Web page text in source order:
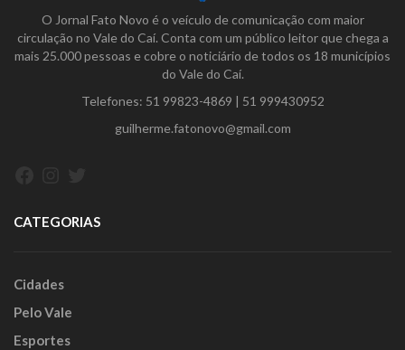
O Jornal Fato Novo é o veículo de comunicação com maior
circulação no Vale do Caí. Conta com um público leitor que chega a
mais 25.000 pessoas e cobre o noticiário de todos os 18 municípios
do Vale do Caí.
Telefones: 51 99823-4869 | 51 999430952
guilherme.fatonovo@gmail.com
CATEGORIAS
Cidades
Pelo Vale
Esportes